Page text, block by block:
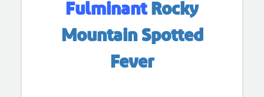
Fulminant Rocky
Mountain Spotted
Fever